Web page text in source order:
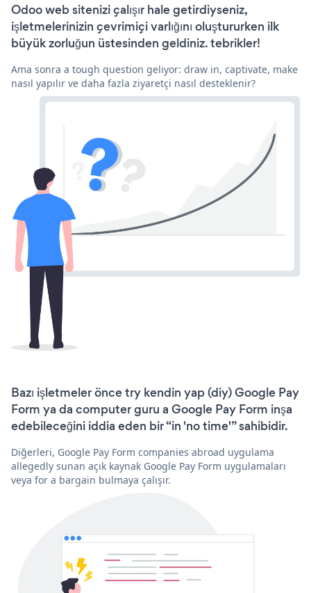
Odoo web sitenizi çalışır hale getirdiyseniz,
işletmelerinizin çevrimiçi varlığını oluştururken ilk
büyük zorluğun üstesinden geldiniz. tebrikler!
Ama sonra a tough question geliyor: draw in, captivate, make
nasıl yapılır ve daha fazla ziyaretçi nasıl desteklenir?
Bazı işletmeler önce try kendin yap (diy) Google Pay
Form ya da computer guru a Google Pay Form inşa
edebileceğini iddia eden bir “in 'no time'” sahibidir.
Diğerleri, Google Pay Form companies abroad uygulama
allegedly sunan açık kaynak Google Pay Form uygulamaları
veya for a bargain bulmaya çalışır.